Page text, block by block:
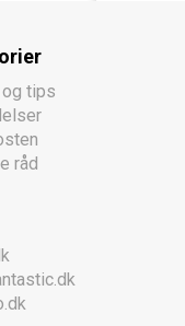
tips
råd